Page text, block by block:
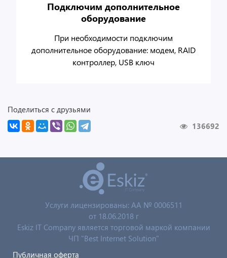
Подключим дополнительное
оборудование
При необходимости подключим
дополнительное оборудование: модем, RAID
контроллер, USB ключ
Поделиться с друзьями
136692
Услуги лицензированы: AA № 0006511
от 18.06.2018 г
Eskiz IT Company является торговой маркой компании
ЧП "Best Internet Solution"
Публичная оферта